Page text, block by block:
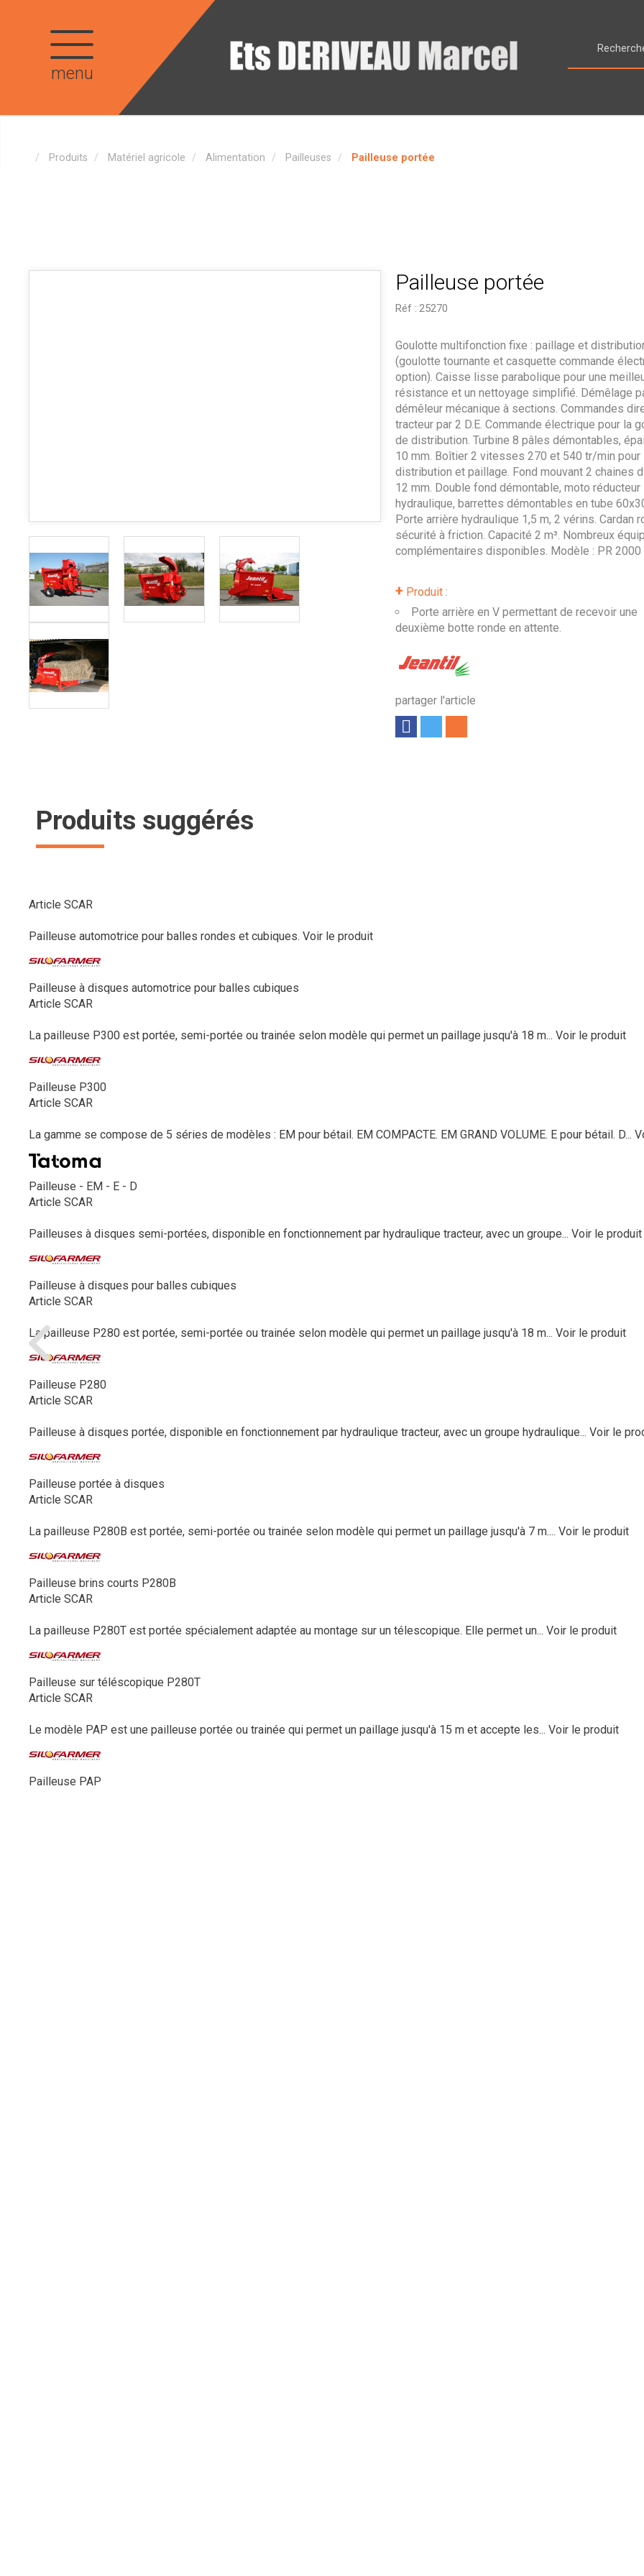
menu
Produits Matériel agricole Alimentation Pailleuses Pailleuse portée
Pailleuse portée
Réf : 25270
+ Produit :
Porte arrière en V permettant de recevoir une
deuxième botte ronde en attente.
partager l'article
Goulotte multifonction fixe : paillage et
(goulotte tournante et casquette commande
option). Caisse lisse parabolique pour une
résistance et un nettoyage simplifié. Démêlage
démêleur mécanique à sections. Commandes
tracteur par 2 D.E. Commande électrique pour la
de distribution. Turbine 8 pâles démontables,
10 mm. Boîtier 2 vitesses 270 et 540 tr/min pour
distribution et paillage. Fond mouvant 2 chaines
12 mm. Double fond démontable, moto réducteur
hydraulique, barrettes démontables en tube
Porte arrière hydraulique 1,5 m, 2 vérins. Cardan
sécurité à friction. Capacité 2 m³. Nombreux
complémentaires disponibles. Modèle : PR 2000
Produits suggérés
Article SCAR
Pailleuse automotrice pour balles rondes et cubiques. Voir le produit
Pailleuse à disques automotrice pour balles cubiques
Article SCAR
La pailleuse P300 est portée, semi-portée ou trainée selon modèle qui permet un paillage jusqu'à 18 m... Voir le produit
Pailleuse P300
Article SCAR
La gamme se compose de 5 séries de modèles : EM pour bétail. EM COMPACTE. EM GRAND VOLUME. E pour bétail. D...
Pailleuse - EM - E - D
Article SCAR
Pailleuses à disques semi-portées, disponible en fonctionnement par hydraulique tracteur, avec un groupe... Voir le produit
Pailleuse à disques pour balles cubiques
Article SCAR
La pailleuse P280 est portée, semi-portée ou trainée selon modèle qui permet un paillage jusqu'à 18 m... Voir le produit
Pailleuse P280
Article SCAR
Pailleuse à disques portée, disponible en fonctionnement par hydraulique tracteur, avec un groupe hydraulique... Voir le
Pailleuse portée à disques
Article SCAR
La pailleuse P280B est portée, semi-portée ou trainée selon modèle qui permet un paillage jusqu'à 7 m.... Voir le produit
Pailleuse brins courts P280B
Article SCAR
La pailleuse P280T est portée spécialement adaptée au montage sur un télescopique. Elle permet un... Voir le produit
Pailleuse sur téléscopique P280T
Article SCAR
Le modèle PAP est une pailleuse portée ou trainée qui permet un paillage jusqu'à 15 m et accepte les... Voir le produit
Pailleuse PAP